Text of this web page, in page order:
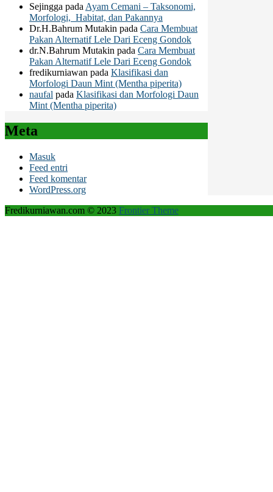
Sejingga pada Ayam Cemani – Taksonomi,
Morfologi, Habitat, dan Pakannya
Dr.H.Bahrum Mutakin pada Cara Membuat
Pakan Alternatif Lele Dari Eceng Gondok
dr.N.Bahrum Mutakin pada Cara Membuat
Pakan Alternatif Lele Dari Eceng Gondok
fredikurniawan pada Klasifikasi dan
Morfologi Daun Mint (Mentha piperita)
naufal pada Klasifikasi dan Morfologi Daun
Mint (Mentha piperita)
Meta
Masuk
Feed entri
Feed komentar
WordPress.org
Fredikurniawan.com © 2023 Frontier Theme